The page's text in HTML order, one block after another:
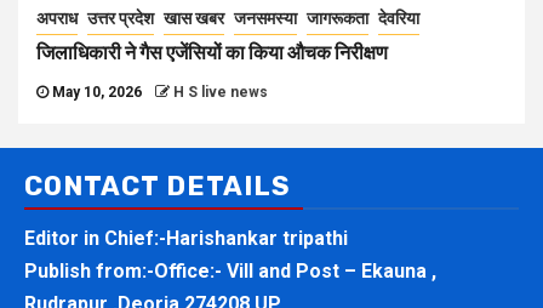
अपराध उत्तर प्रदेश खास खबर जनसमस्या जागरूकता देवरिया
जिलाधिकारी ने गैस एजेंसियों का किया औचक निरीक्षण
May 10, 2026 H S live news
CONTACT DETAILS
Editor in Chief:-Harishankar tripathi
Publish from:-Office:- Vill and Post – Ekauna ,